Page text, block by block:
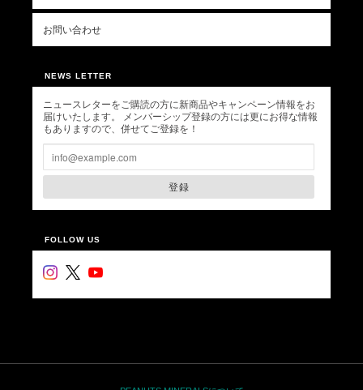
お問い合わせ
NEWS LETTER
ニュースレターをご購読の方に新商品やキャンペーン情報をお
届けいたします。 メンバーシップ登録の方には更にお得な情報
もありますので、併せてご登録を！
登録
FOLLOW US